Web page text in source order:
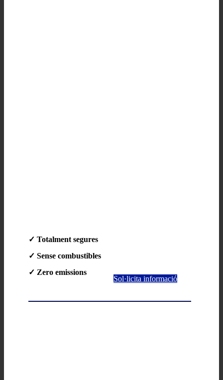
✓ Totalment segures
✓ Sense combustibles
✓ Zero emissions
Sol·licita informació